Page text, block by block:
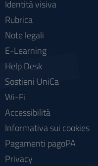
Identità visiva
Rubrica
Note legali
E-Learning
Help Desk
Sostieni UniCa
Wi-Fi
Accessibilità
Informativa sui cookies
Pagamenti pagoPA
Privacy